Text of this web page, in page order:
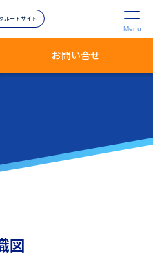
ルートサイト
Menu
お問い合せ
図